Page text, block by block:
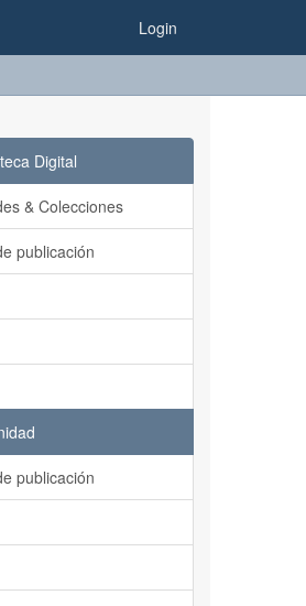
Login
Digital
& Colecciones
publicación
publicación